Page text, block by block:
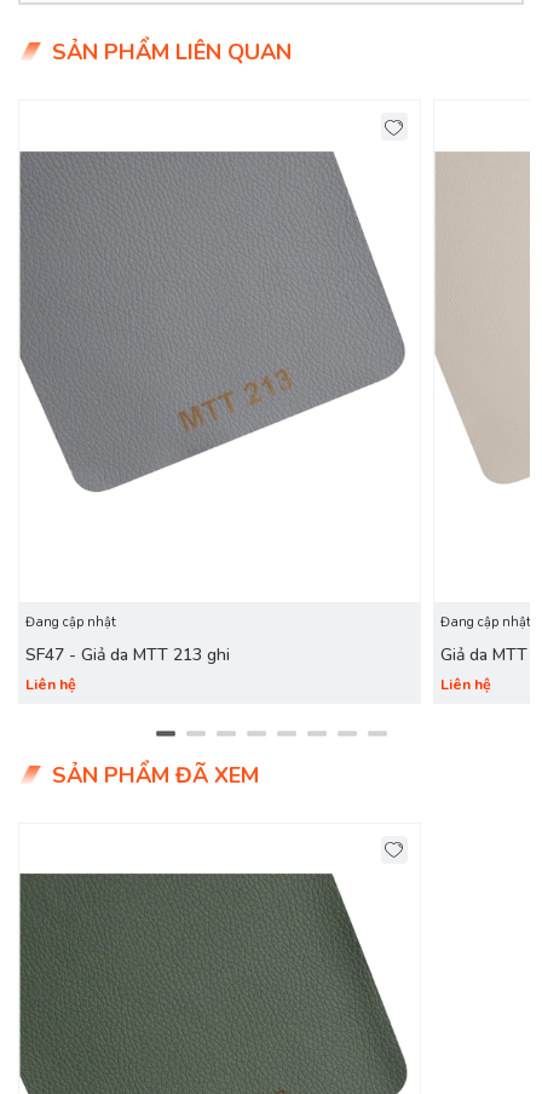
- Giá siêu hợp lý chỉ 9x.000đ/mét
SẢN PHẨM LIÊN QUAN
Đang cập nhật
SF47 - Giả da MTT 213 ghi
Liên hệ
Đang cập nhật
Giả da MTT
Liên hệ
SẢN PHẨM ĐÃ XEM